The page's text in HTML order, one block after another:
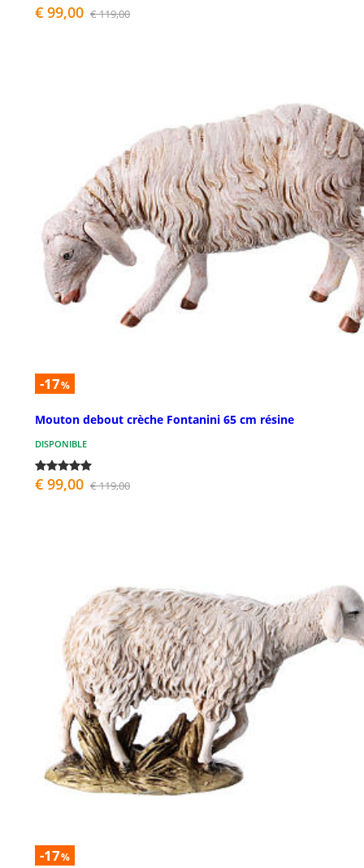
€ 99,00 € 119,00
-17%
Mouton debout crèche Fontanini 65 cm résine
DISPONIBLE
€ 99,00 € 119,00
-17%